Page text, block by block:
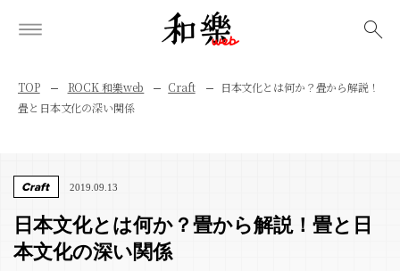
TOP ROCK 和樂web Craft
日本文化とは何か？畳から解説！
畳と日本文化の深い関係
Craft 2019.09.13
日本文化とは何か？畳から解説！畳と日
本文化の深い関係